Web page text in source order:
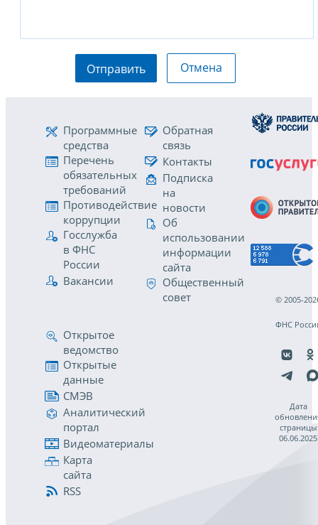
Отправить Отмена
Программные
средства
Перечень
обязательных
требований
Противодействие
коррупции
Госслужба
в ФНС
России
Вакансии
Обратная
связь
Контакты
Подписка
на
новости
Об
использовании
информации
сайта
Общественный
совет
Открытое
ведомство
Открытые
данные
СМЭВ
Аналитический
портал
Видеоматериалы
Карта
сайта
RSS
© 2005-
ФНС
Дата
страницы
06.06.2025